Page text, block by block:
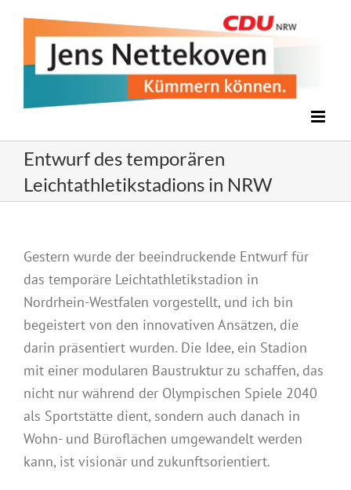
Entwurf des temporären
Leichtathletikstadions in NRW
Gestern wurde der beeindruckende Entwurf für
das temporäre Leichtathletikstadion in
Nordrhein-Westfalen vorgestellt, und ich bin
begeistert von den innovativen Ansätzen, die
darin präsentiert wurden. Die Idee, ein Stadion
mit einer modularen Baustruktur zu schaffen, das
nicht nur während der Olympischen Spiele 2040
als Sportstätte dient, sondern auch danach in
Wohn- und Büroflächen umgewandelt werden
kann, ist visionär und zukunftsorientiert.